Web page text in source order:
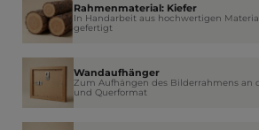
Rahmenmaterial: Kiefer
In Handarbeit aus hochwertigen
gefertigt
Wandaufhänger
Zum Aufhängen des Bilderrahmens an
und Querformat